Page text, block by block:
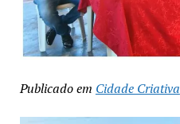
Publicado em Cidade Criativa